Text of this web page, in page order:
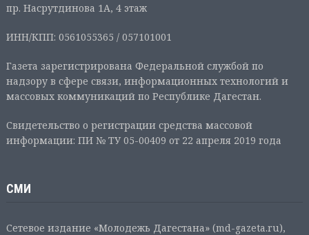
пр. Насрутдинова 1А, 4 этаж
ИНН/КПП: 0561055365 / 057101001
Газета зарегистрирована Федеральной службой по
надзору в сфере связи, информационных технологий и
массовых коммуникаций по Республике Дагестан.
Свидетельство о регистрации средства массовой
информации: ПИ № ТУ 05-00409 от 22 апреля 2019 года
СМИ
Сетевое издание «Молодежь Дагестана» (md-gazeta.ru),